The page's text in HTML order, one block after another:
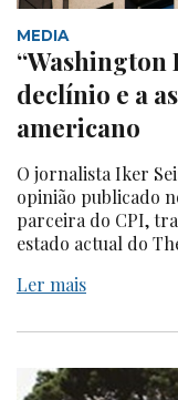
MEDIA
“Washington
declínio e a
americano
O jornalista Iker
opinião publicado
parceira do CPI,
estado actual do
Ler mais